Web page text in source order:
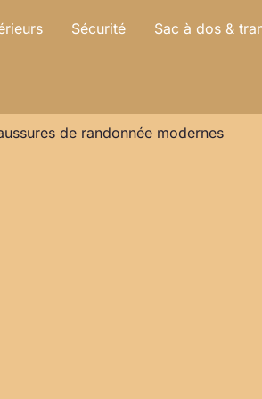
Sécurité Sac à dos &
de randonnée modernes